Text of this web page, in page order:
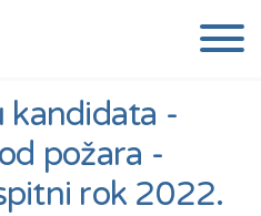
kandidata -
požara -
rok 2022.